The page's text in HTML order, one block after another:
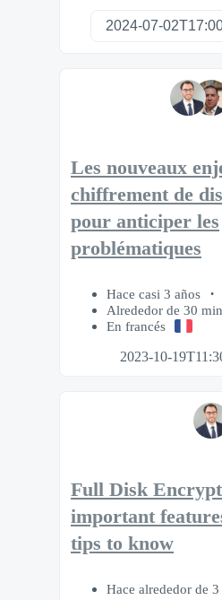
Les nouveaux
chiffrement de
pour anticiper les
problématiques
Hace casi 3 años
Alrededor de 30
En francés
2023-10-
Full Disk
important
tips to know
Hace alrededor de 3